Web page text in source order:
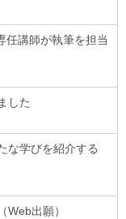
任講師が執筆を担当
した
な学びを紹介する
Web出願）